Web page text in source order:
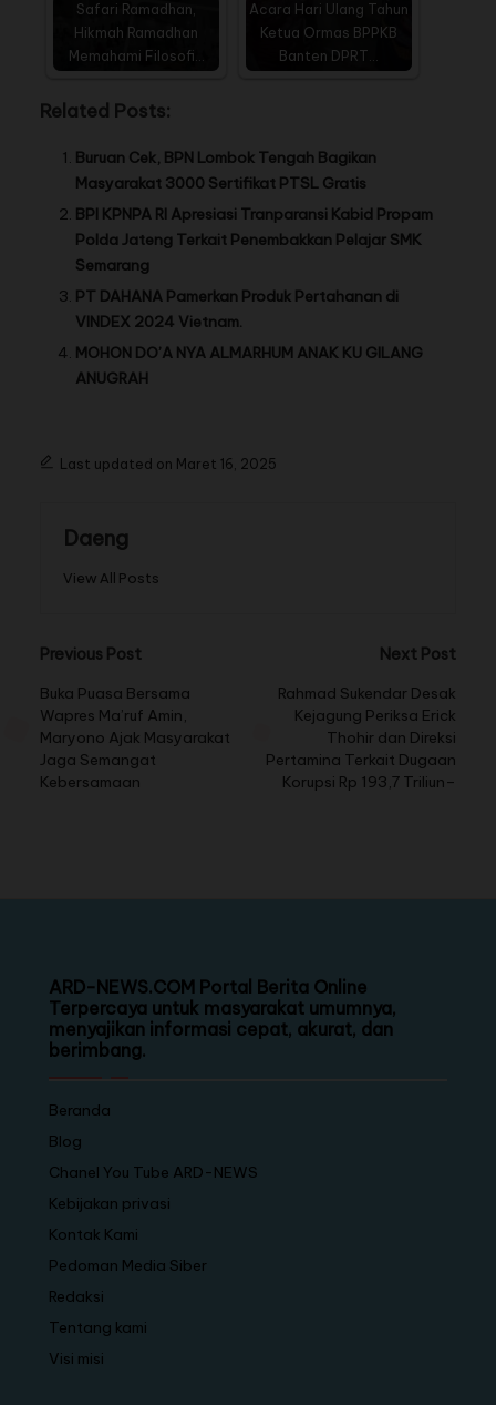
Safari Ramadhan,
Hikmah Ramadhan
Memahami Filosofi…
Acara Hari Ulang Tahun
Ketua Ormas BPPKB
Banten DPRT…
Related Posts:
Buruan Cek, BPN Lombok Tengah Bagikan
Masyarakat 3000 Sertifikat PTSL Gratis
BPI KPNPA RI Apresiasi Tranparansi Kabid Propam
Polda Jateng Terkait Penembakkan Pelajar SMK
Semarang
PT DAHANA Pamerkan Produk Pertahanan di
VINDEX 2024 Vietnam.
MOHON DO’A NYA ALMARHUM ANAK KU GILANG
ANUGRAH
Last updated on Maret 16, 2025
Daeng
View All Posts
Previous Post
Buka Puasa Bersama
Wapres Ma’ruf Amin,
Maryono Ajak Masyarakat
Jaga Semangat
Kebersamaan
Next Post
Rahmad Sukendar Desak
Kejagung Periksa Erick
Thohir dan Direksi
Pertamina Terkait Dugaan
Korupsi Rp 193,7 Triliun–
ARD-NEWS.COM Portal Berita Online
Terpercaya untuk masyarakat umumnya,
menyajikan informasi cepat, akurat, dan
berimbang.
Beranda
Blog
Chanel You Tube ARD-NEWS
Kebijakan privasi
Kontak Kami
Pedoman Media Siber
Redaksi
Tentang kami
Visi misi